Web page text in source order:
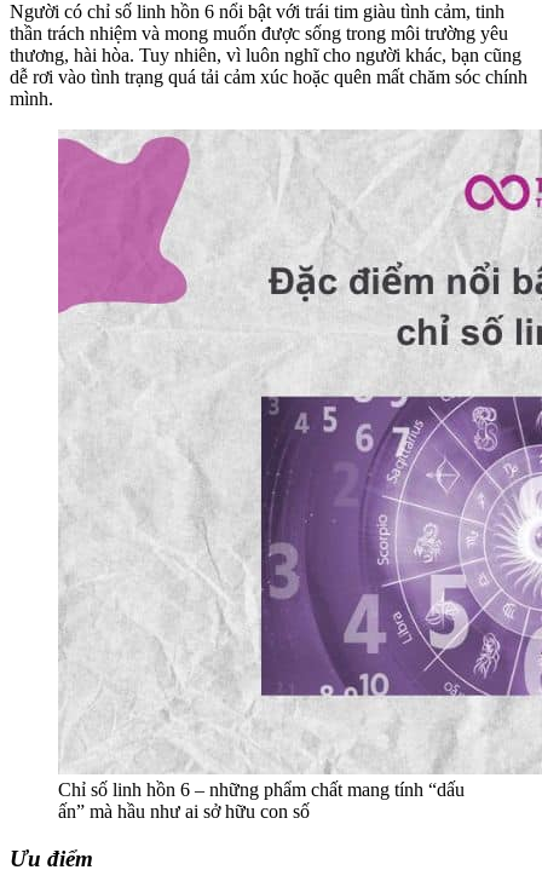
Người có chỉ số linh hồn 6 nổi bật với trái tim giàu tình cảm, tinh
thần trách nhiệm và mong muốn được sống trong môi trường yêu
thương, hài hòa. Tuy nhiên, vì luôn nghĩ cho người khác, bạn cũng
dễ rơi vào tình trạng quá tải cảm xúc hoặc quên mất chăm sóc chính
mình.
Chỉ số linh hồn 6 – những phẩm chất mang tính “dấu
ấn” mà hầu như ai sở hữu con số
Ưu điểm